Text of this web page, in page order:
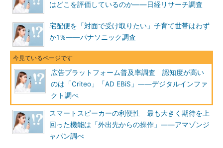
はどこを評価しているのか――日経リサーチ調査
宅配便を「対面で受け取りたい」子育て世帯はわず
か1％――パナソニック調査
広告プラットフォーム普及率調査 認知度が高い
のは「Criteo」「AD EBiS」――デジタルインファ
クト調べ
スマートスピーカーの利便性 最も大きく期待を上
回った機能は「外出先からの操作」――アマゾンジ
ャパン調べ